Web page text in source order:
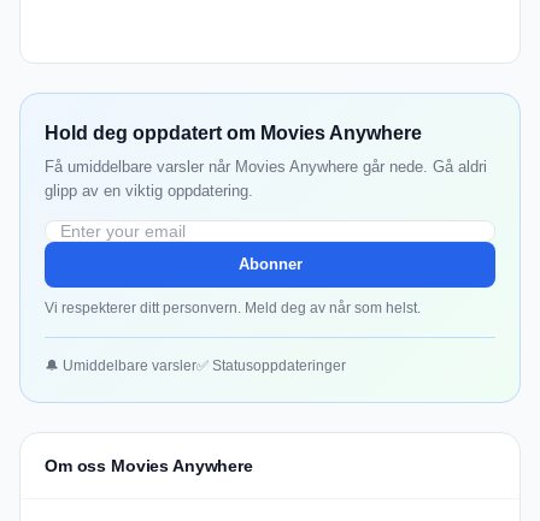
Hold deg oppdatert om Movies Anywhere
Få umiddelbare varsler når Movies Anywhere går nede. Gå aldri
glipp av en viktig oppdatering.
Abonner
Vi respekterer ditt personvern. Meld deg av når som helst.
🔔 Umiddelbare varsler✅ Statusoppdateringer
Om oss Movies Anywhere